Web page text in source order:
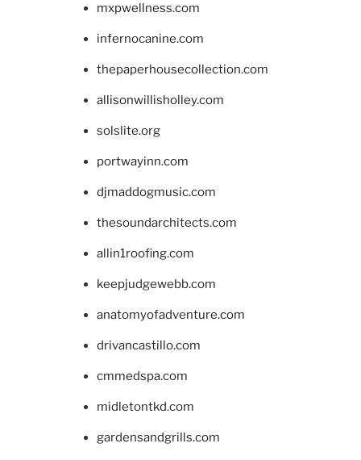
mxpwellness.com
infernocanine.com
thepaperhousecollection.com
allisonwillisholley.com
solslite.org
portwayinn.com
djmaddogmusic.com
thesoundarchitects.com
allin1roofing.com
keepjudgewebb.com
anatomyofadventure.com
drivancastillo.com
cmmedspa.com
midletontkd.com
gardensandgrills.com